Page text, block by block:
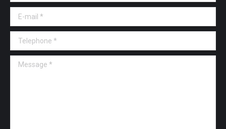
E-mail *
Telephone *
Message *